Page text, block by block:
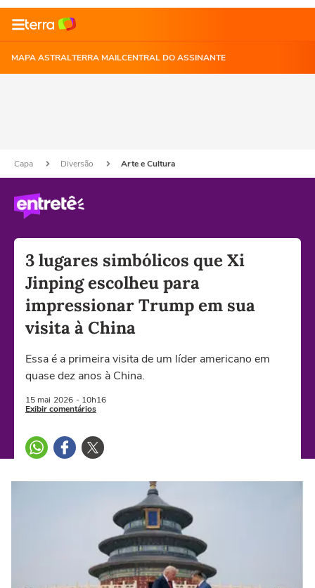
MAPA ASTRALTERRA MAILCENTRAL DO ASSINANTE
Capa Diversão Arte e Cultura
3 lugares simbólicos que Xi
Jinping escolheu para
impressionar Trump em sua
visita à China
Essa é a primeira visita de um líder americano em
quase dez anos à China.
15 mai 2026 - 10h16
Exibir comentários